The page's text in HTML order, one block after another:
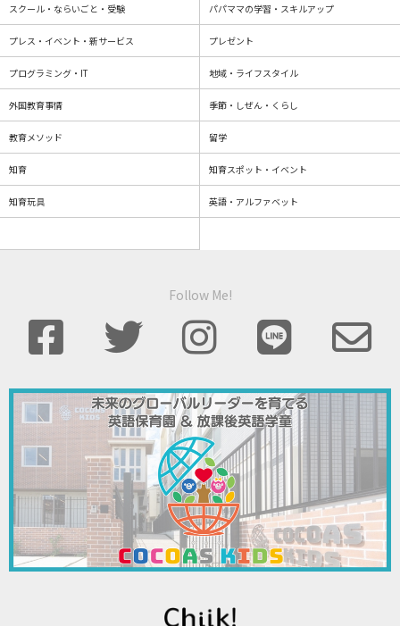
スクール・ならいごと・受験 パパママの学習・スキルアップ
プレス・イベント・新サービス プレゼント
プログラミング・IT 地域・ライフスタイル
外国教育事情 季節・しぜん・くらし
教育メソッド 留学
知育 知育スポット・イベント
知育玩具 英語・アルファベット
Follow Me!